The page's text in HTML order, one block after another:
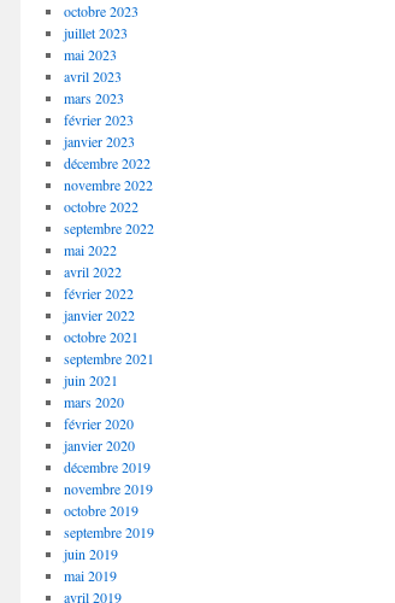
octobre 2023
juillet 2023
mai 2023
avril 2023
mars 2023
février 2023
janvier 2023
décembre 2022
novembre 2022
octobre 2022
septembre 2022
mai 2022
avril 2022
février 2022
janvier 2022
octobre 2021
septembre 2021
juin 2021
mars 2020
février 2020
janvier 2020
décembre 2019
novembre 2019
octobre 2019
septembre 2019
juin 2019
mai 2019
avril 2019